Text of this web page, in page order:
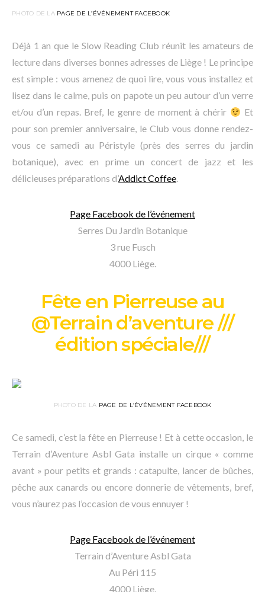
PHOTO DE LA PAGE DE L’ÉVÉNEMENT FACEBOOK
Déjà 1 an que le Slow Reading Club réunit les amateurs de
lecture dans diverses bonnes adresses de Liège ! Le principe
est simple : vous amenez de quoi lire, vous vous installez et
lisez dans le calme, puis on papote un peu autour d’un verre
et/ou d’un repas. Bref, le genre de moment à chérir
Et
pour son premier anniversaire, le Club vous donne rendez-
vous ce samedi au Péristyle (près des serres du jardin
botanique), avec en prime un concert de jazz et les
délicieuses préparations d’Addict Coffee.
Page Facebook de l’événement
Serres Du Jardin Botanique
3 rue Fusch
4000 Liège.
Fête en Pierreuse au
@Terrain d’aventure ///
édition spéciale///
PHOTO DE LA PAGE DE L’ÉVÉNEMENT FACEBOOK
Ce samedi, c’est la fête en Pierreuse ! Et à cette occasion, le
Terrain d’Aventure Asbl Gata installe un cirque « comme
avant » pour petits et grands : catapulte, lancer de bûches,
pêche aux canards ou encore donnerie de vêtements, bref,
vous n’aurez pas l’occasion de vous ennuyer !
Page Facebook de l’événement
Terrain d’Aventure Asbl Gata
Au Péri 115
4000 Liège.